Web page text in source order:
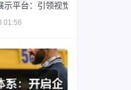
平台：引领视觉革新的秘密武器
01:56